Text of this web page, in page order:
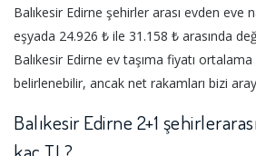
Balıkesir Edirne şehirler arası evden eve
eşyada 24.926 ₺ ile 31.158 ₺ arasında
Balıkesir Edirne ev taşıma fiyatı
belirlenebilir, ancak net rakamları bizi
Balıkesir Edirne 2+1
kaç TL?